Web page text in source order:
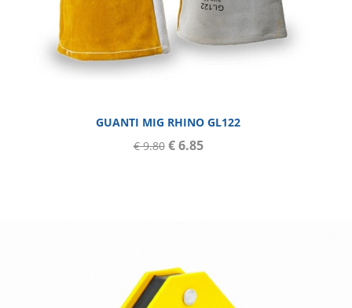
GUANTI MIG RHINO GL122
€ 9.80 € 6.85